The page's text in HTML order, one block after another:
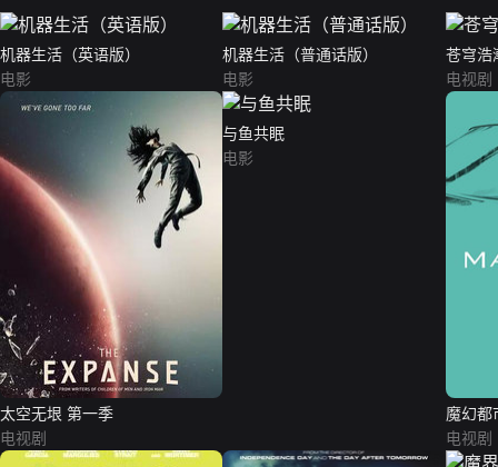
机器生活（英语版）
电影
机器生活（普通话版）
电影
苍穹浩
电视剧
太空无垠 第一季
电视剧
与鱼共眠
电影
魔幻都
电视剧